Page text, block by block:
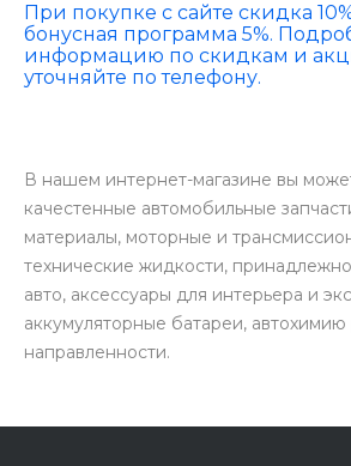
При покупке с сайте скидка
бонусная программа 5%.
информацию по скидкам и
уточняйте по телефону.
В нашем интернет-магазине вы
качестенные автомобильные
материалы, моторные и
технические жидкости,
авто, аксессуары для интерьера и
аккумуляторные батареи, автохимию
направленности.